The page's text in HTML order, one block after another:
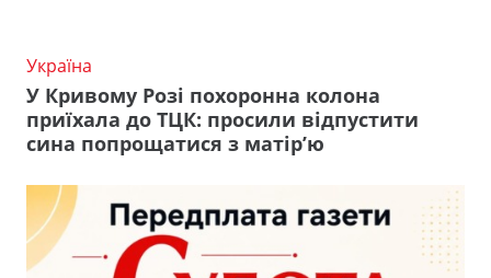
Україна
У Кривому Розі похоронна колона
приїхала до ТЦК: просили відпустити
сина попрощатися з матір’ю